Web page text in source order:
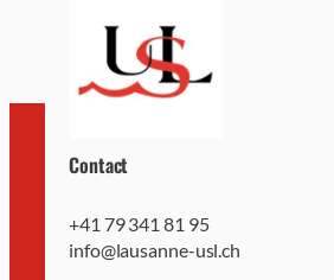
Contact
+41 79 341 81 95
info@lausanne-usl.ch